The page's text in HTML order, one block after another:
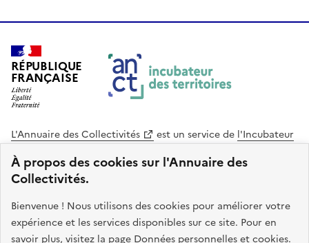
À propos des cookies sur l'Annuaire des
Collectivités.
Bienvenue ! Nous utilisons des cookies pour améliorer votre
expérience et les services disponibles sur ce site. Pour en
savoir plus, visitez la page Données personnelles et cookies.
RÉPUBLIQUE
FRANÇAISE
L'Annuaire des Collectivités est un service de l'Incubateur
des Territoires
Cohésion des Territoires
. Le code source de ce site web
est disponible en licence libre. Le design de ce site est conçu
avec le système de design de l’État.
legifrance.gouv.fr info.gouv.fr